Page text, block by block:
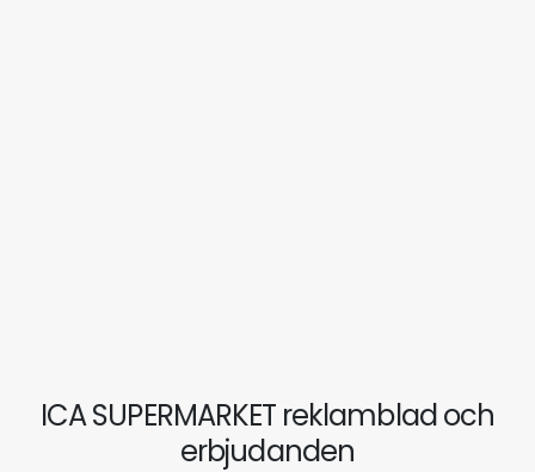
ICA SUPERMARKET reklamblad och
erbjudanden